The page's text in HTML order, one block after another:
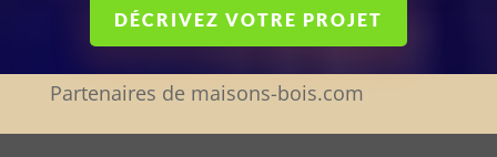
DÉCRIVEZ VOTRE PROJET
Partenaires de maisons-bois.com